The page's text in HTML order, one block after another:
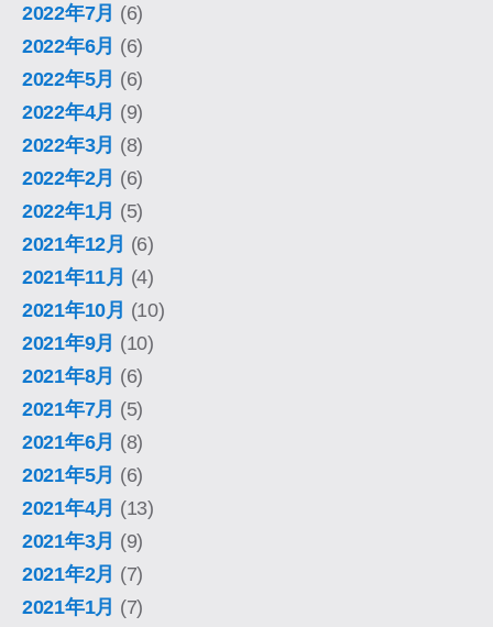
2022年7月 (6)
2022年6月 (6)
2022年5月 (6)
2022年4月 (9)
2022年3月 (8)
2022年2月 (6)
2022年1月 (5)
2021年12月 (6)
2021年11月 (4)
2021年10月 (10)
2021年9月 (10)
2021年8月 (6)
2021年7月 (5)
2021年6月 (8)
2021年5月 (6)
2021年4月 (13)
2021年3月 (9)
2021年2月 (7)
2021年1月 (7)